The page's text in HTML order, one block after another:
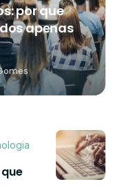
por que
apenas